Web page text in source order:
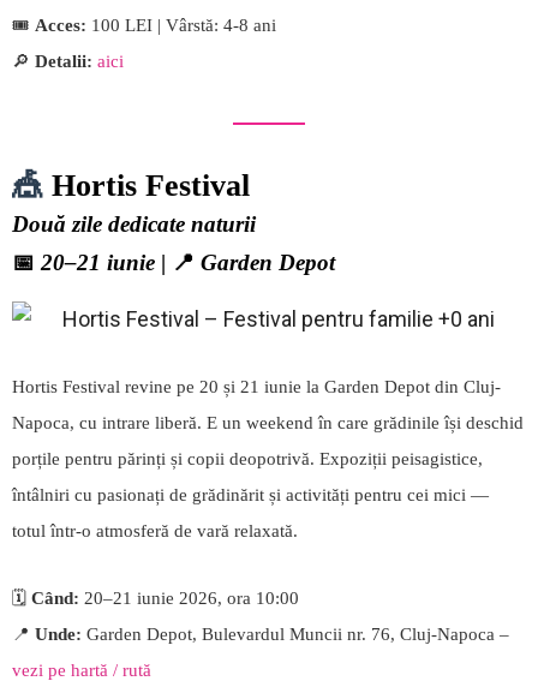
🎟️ Acces: 100 LEI | Vârstă: 4-8 ani
🔎 Detalii: aici
🎪 Hortis Festival
Două zile dedicate naturii
📅 20–21 iunie | 📍 Garden Depot
Hortis Festival revine pe 20 și 21 iunie la Garden Depot din Cluj-
Napoca, cu intrare liberă. E un weekend în care grădinile își deschid
porțile pentru părinți și copii deopotrivă. Expoziții peisagistice,
întâlniri cu pasionați de grădinărit și activități pentru cei mici —
totul într-o atmosferă de vară relaxată.
🗓️ Când: 20–21 iunie 2026, ora 10:00
📍 Unde: Garden Depot, Bulevardul Muncii nr. 76, Cluj-Napoca –
vezi pe hartă / rută